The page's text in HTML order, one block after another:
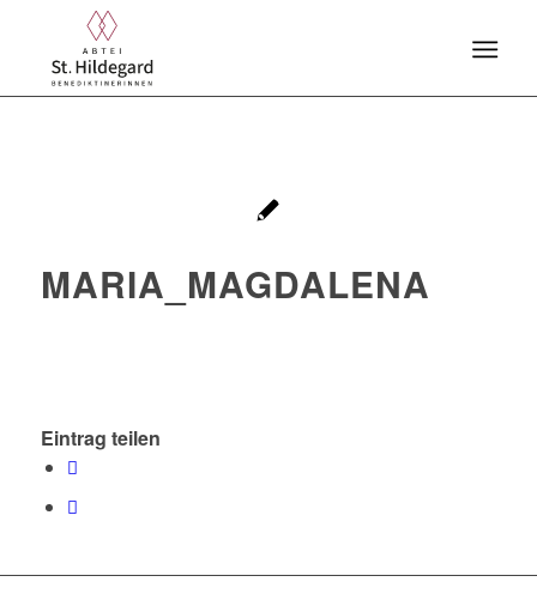
MARIA_MAGDALENA
Eintrag teilen